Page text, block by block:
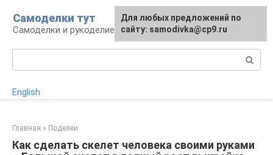
контенту
Самоделки тут
Самоделки и рукоделие для дома и участка
English
Главная » Поделки
Как сделать скелет человека своими руками
Для любых предложений по
сайту: samodivka@cp9.ru